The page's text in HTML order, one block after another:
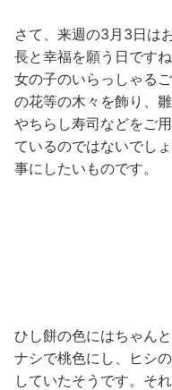
さて、来週の3月3日は
長と幸福を願う日ですね
女の子のいらっしゃる
の花等の木々を飾り、
やちらし寿司などをご
ているのではないでし
事にしたいものです。
ひし餅の色にはちゃん
ナシで桃色にし、ヒシ
していたそうです。そ